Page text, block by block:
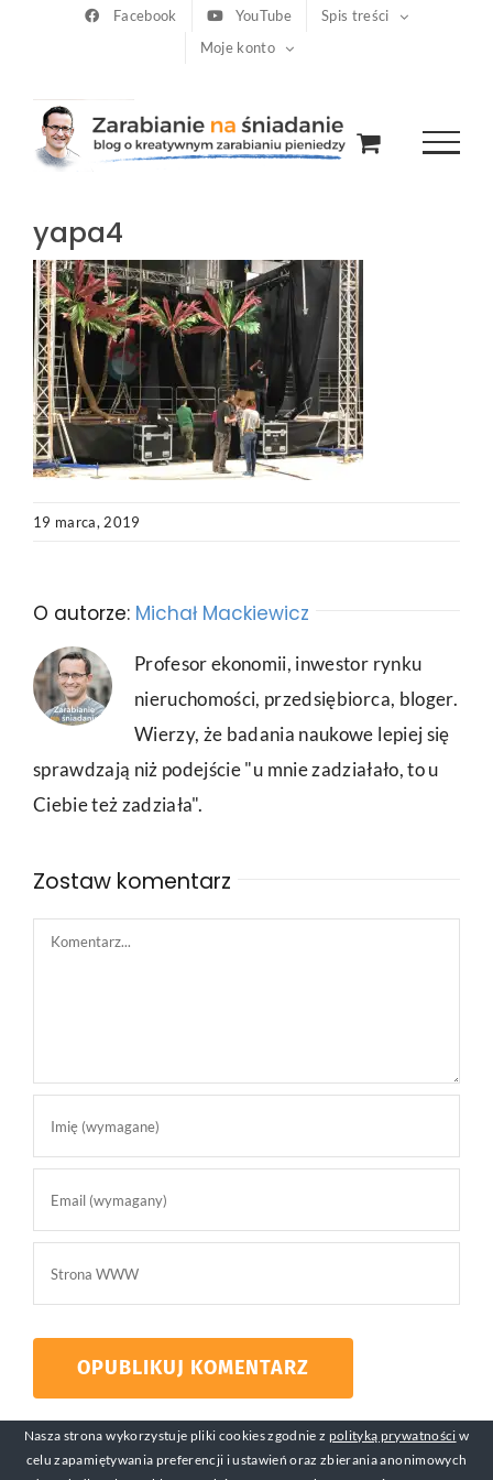
Facebook YouTube
Spis treści
Moje konto
yapa4
19 marca, 2019
O autorze: Michał Mackiewicz
Profesor ekonomii, inwestor rynku
nieruchomości, przedsiębiorca, bloger.
Wierzy, że badania naukowe lepiej się
sprawdzają niż podejście "u mnie zadziałało, to u
Ciebie też zadziała".
Zostaw komentarz
Comment
Nasza strona wykorzystuje pliki cookies zgodnie z polityką prywatności w
celu zapamiętywania preferencji i ustawień oraz zbierania anonimowych